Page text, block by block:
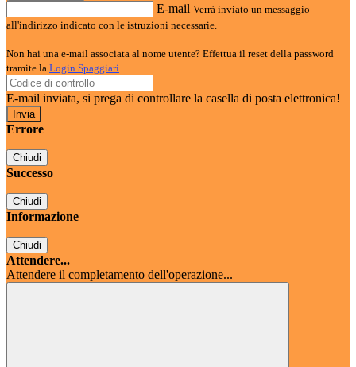
E-mail Verrà inviato un messaggio
all'indirizzo indicato con le istruzioni necessarie.
Non hai una e-mail associata al nome utente? Effettua il reset della password
tramite la Login Spaggiari
E-mail inviata, si prega di controllare la casella di posta elettronica!
Errore
Chiudi
Successo
Chiudi
Informazione
Chiudi
Attendere...
Attendere il completamento dell'operazione...